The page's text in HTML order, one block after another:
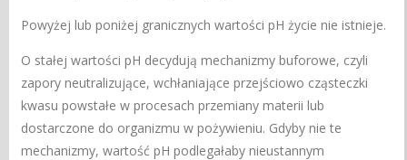
Powyżej lub poniżej granicznych wartości pH życie nie istnieje.
O stałej wartości pH decydują mechanizmy buforowe, czyli
zapory neutralizujące, wchłaniające przejściowo cząsteczki
kwasu powstałe w procesach przemiany materii lub
dostarczone do organizmu w pożywieniu. Gdyby nie te
mechanizmy, wartość pH podlegałaby nieustannym